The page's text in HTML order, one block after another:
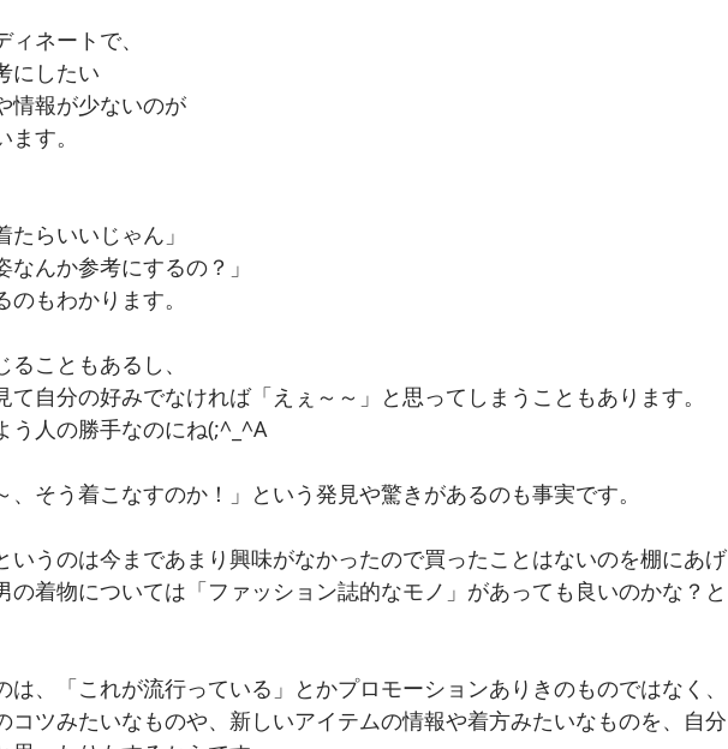
ネートで、
にしたい
情報が少ないのが
す。
たらいいじゃん」
なんか参考にするの？」
もわかります。
こともあるし、
て自分の好みでなければ「えぇ～～」と思ってしまうこともあります。
う人の勝手なのにね(;^_^A
、そう着こなすのか！」という発見や驚きがあるのも事実です。
いうのは今まであまり興味がなかったので買ったことはないのを棚にあげ
の着物については「ファッション誌的なモノ」があっても良いのかな？と
は、「これが流行っている」とかプロモーションありきのものではなく、
コツみたいなものや、新しいアイテムの情報や着方みたいなものを、自分